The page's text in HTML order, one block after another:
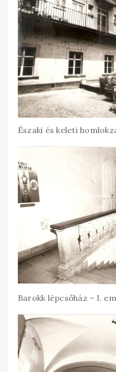
Északi és keleti
Barokk lépcsőház – I.